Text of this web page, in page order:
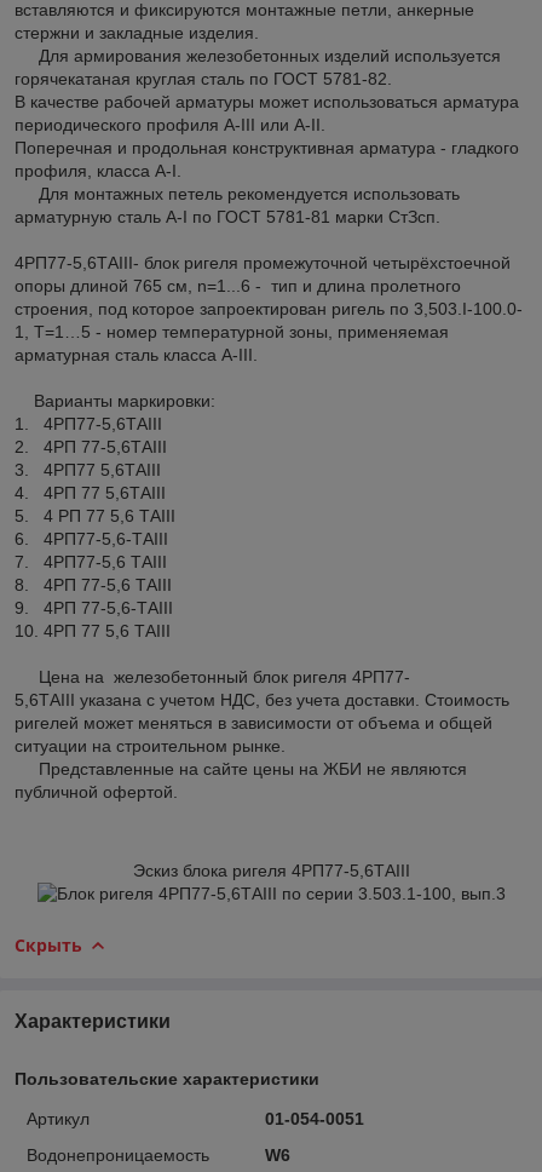
вставляются и фиксируются монтажные петли, анкерные
стержни и закладные изделия.
Для армирования железобетонных изделий используется
горячекатаная круглая сталь по ГОСТ 5781-82.
В качестве рабочей арматуры может использоваться арматура
периодического профиля А-III или А-II.
Поперечная и продольная конструктивная арматура - гладкого
профиля, класса A-I.
Для монтажных петель рекомендуется использовать
арматурную сталь A-I по ГОСТ 5781-81 марки СтЗсп.
4РП77-5,6ТAIII- блок ригеля промежуточной четырёхстоечной
опоры длиной 765 см, n=1...6 - тип и длина пролетного
строения, под которое запроектирован ригель по 3,503.I-100.0-
1, Т=1…5 - номер температурной зоны, применяемая
арматурная сталь класса А-III.
Варианты маркировки:
1. 4РП77-5,6ТAIII
2. 4РП 77-5,6ТAIII
3. 4РП77 5,6ТAIII
4. 4РП 77 5,6ТAIII
5. 4 РП 77 5,6 ТAIII
6. 4РП77-5,6-ТAIII
7. 4РП77-5,6 ТAIII
8. 4РП 77-5,6 ТAIII
9. 4РП 77-5,6-ТAIII
10. 4РП 77 5,6 ТAIII
Цена на железобетонный блок ригеля 4РП77-
5,6ТAIII указана с учетом НДС, без учета доставки. Стоимость
ригелей может меняться в зависимости от объема и общей
ситуации на строительном рынке.
Представленные на сайте цены на ЖБИ не являются
публичной офертой.
Эскиз блока ригеля 4РП77-5,6ТAIII
Скрыть
Характеристики
Пользовательские характеристики
Артикул
01-054-0051
Водонепроницаемость
W6